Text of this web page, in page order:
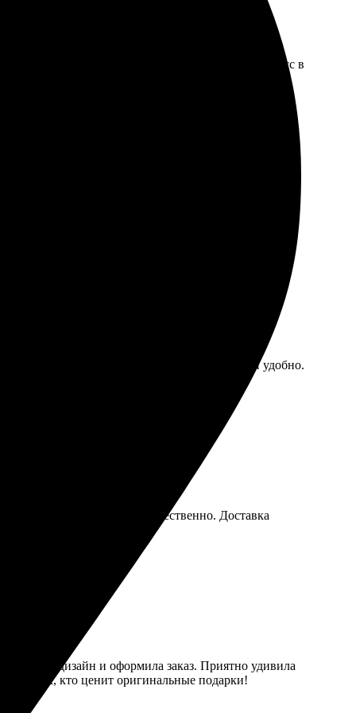
Ожидала доставку, было приятно видеть процесс в
заказ. Рекомендую всем!
заказ, указала адрес. Удобно, что можно
все как на картинке. Рекомендую!
доволен. Процесс заказа понятен: всё легко и удобно.
– все сделали быстро и качественно. Доставка
выбрала дизайн и оформила заказ. Приятно удивила
всех, кто ценит оригинальные подарки!